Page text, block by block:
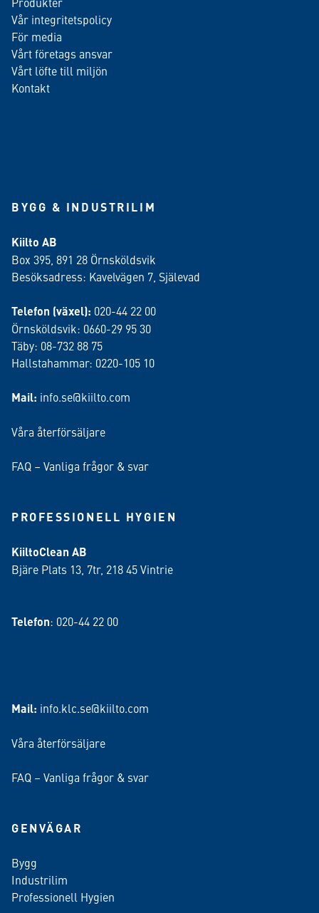
Vår integritetspolicy
För media
Vårt företags ansvar
Vårt löfte till miljön
Kontakt
BYGG & INDUSTRILIM
Kiilto AB
Box 395, 891 28 Örnsköldsvik
Besöksadress: Kavelvägen 7, Själevad
Telefon (växel): 020-44 22 00
Örnsköldsvik: 0660-29 95 30
Täby: 08-732 88 75
Hallstahammar: 0220-105 10
Mail: info.se@kiilto.com
Våra återförsäljare
FAQ – Vanliga frågor & svar
PROFESSIONELL HYGIEN
KiiltoClean AB
Bjäre Plats 13, 7tr, 218 45 Vintrie
Telefon: 020-44 22 00
Mail: info.klc.se@kiilto.com
Våra återförsäljare
FAQ – Vanliga frågor & svar
GENVÄGAR
Bygg
Industrilim
Professionell Hygien